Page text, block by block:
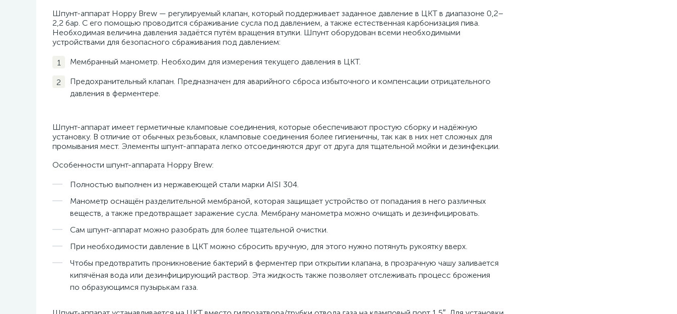
Шпунт-аппарат Hoppy Brew — регулируемый клапан, который поддерживает заданное давление в ЦКТ в диапазоне 0,2–
2,2 бар. С его помощью проводится сбраживание сусла под давлением, а также естественная карбонизация пива.
Необходимая величина давления задаётся путём вращения втулки. Шпунт оборудован всеми необходимыми
устройствами для безопасного сбраживания под давлением:
Мембранный манометр. Необходим для измерения текущего давления в ЦКТ.
Предохранительный клапан. Предназначен для аварийного сброса избыточного и компенсации отрицательного
давления в ферментере.
Шпунт-аппарат имеет герметичные кламповые соединения, которые обеспечивают простую сборку и надёжную
установку. В отличие от обычных резьбовых, кламповые соединения более гигиеничны, так как в них нет сложных для
промывания мест. Элементы шпунт-аппарата легко отсоединяются друг от друга для тщательной мойки и дезинфекции.
Особенности шпунт-аппарата Hoppy Brew:
Полностью выполнен из нержавеющей стали марки AISI 304.
Манометр оснащён разделительной мембраной, которая защищает устройство от попадания в него различных
веществ, а также предотвращает заражение сусла. Мембрану манометра можно очищать и дезинфицировать.
Сам шпунт-аппарат можно разобрать для более тщательной очистки.
При необходимости давление в ЦКТ можно сбросить вручную, для этого нужно потянуть рукоятку вверх.
Чтобы предотвратить проникновение бактерий в ферментер при открытии клапана, в прозрачную чашу заливается
кипячёная вода или дезинфицирующий раствор. Эта жидкость также позволяет отслеживать процесс брожения
по образующимся пузырькам газа.